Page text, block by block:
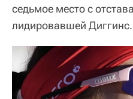
седьмое место с
лидировавшей Диггинс.